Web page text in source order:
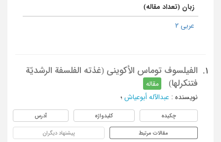
زبان (تعداد مقاله)
عربی 2
1.
الفیلسوف توماس الأکوینی (غذته الفلسفة الرشدیّة
فتنکرلها)
مقاله
نویسنده : عبدالآله أبوعیاش ؛
چکیده کلیدواژه آدرس
مقالات مرتبط پیشنهاد دیگران